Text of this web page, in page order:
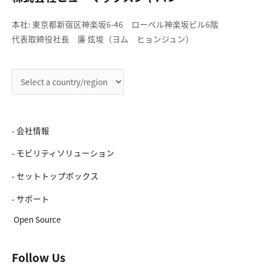
本社: 東京都新宿区神楽坂6-46 ローベル神楽坂ビル6階
代表取締役社長 廉 炫埈（ヨム ヒョンジュン）
- 会社情報
- モビリティソリューション
- セットトップボックス
- サポート
Open Source
Follow Us